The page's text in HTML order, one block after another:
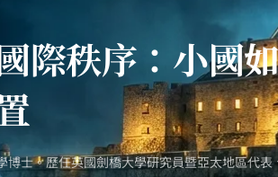
際秩序：小國
博士。歷任英國劍橋大學研究員暨亞太地區代